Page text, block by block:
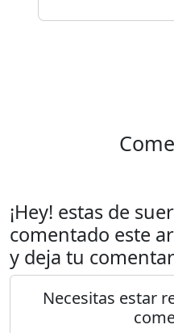
¡Hey! estas de
comentado este
y deja tu
Necesitas estar